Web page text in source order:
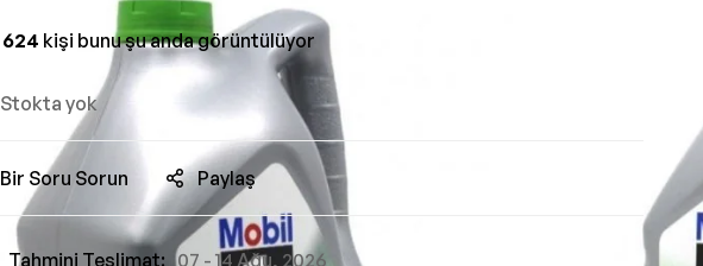
624 kişi bunu şu anda görüntülüyor
Stokta yok
Bir Soru Sorun Paylaş
Tahmini Teslimat: 07 - 14 Ağu, 2026